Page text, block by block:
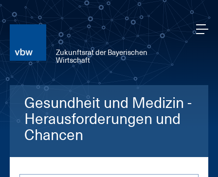
Zukunftsrat der Bayerischen
Wirtschaft
Gesundheit und Medizin -
Herausforderungen und
Chancen